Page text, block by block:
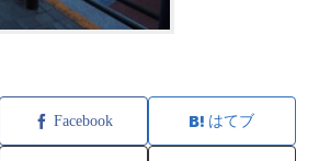
Facebook はてブ